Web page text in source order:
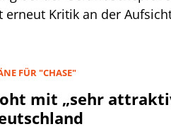
erneut Kritik an der
FÜR "CHASE"
mit „sehr